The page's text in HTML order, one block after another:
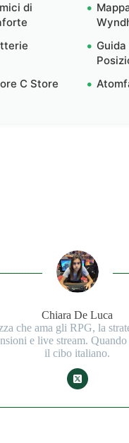
di
C Store
Chiara De Luca
che ama gli RPG, la
e live stream.
il cibo italiano.